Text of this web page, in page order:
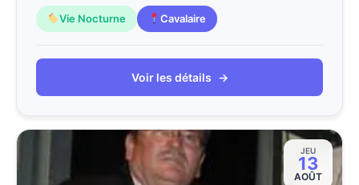
Vie Nocturne Cavalaire
Voir les détails →
JEU
13
AOÛT